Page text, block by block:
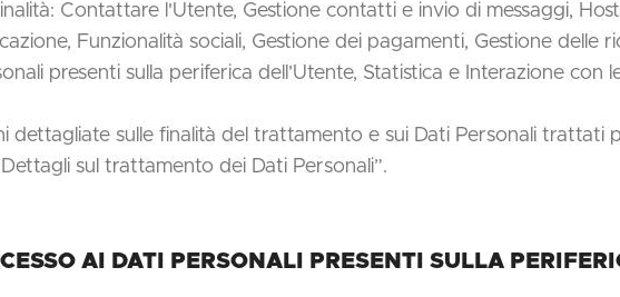
Contattare l'Utente, Gestione contatti e invio di messaggi,
Funzionalità sociali, Gestione dei pagamenti, Gestione delle
presenti sulla periferica dell’Utente, Statistica e Interazione con
dettagliate sulle finalità del trattamento e sui Dati Personali trattati
sul trattamento dei Dati Personali”.
AI DATI PERSONALI PRESENTI SULLA